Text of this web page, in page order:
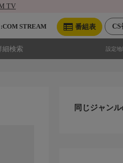
TV
CS
番組表
STREAM
細検索 設定地
同じジャン